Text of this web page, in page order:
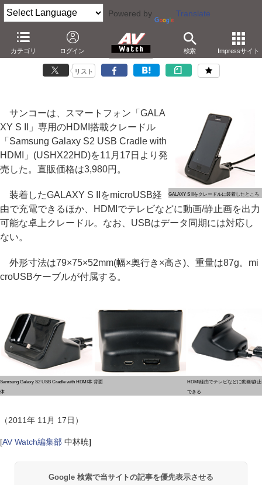
Powered by Translate
カテゴリ ログイン 検索 Impressサイト
サンコー、GALAXY S II専用のHDMI搭載クレードル
－動画/静止画出力、充電可能。3,980円
リスト
GALAXY S IIをクレードルに装着したところ
サンコーは、スマートフォン「GALA
XY S II」専用のHDMI搭載クレードル
「Samsung Galaxy S2 USB Cradle with
HDMI」(USHX22HD)を11月17日より発
売した。直販価格は3,980円。
装着したGALAXY S IIをmicroUSB経
由で充電できるほか、HDMIでテレビなどに動画/静止画を出力
可能な卓上クレードル。なお、USBはデータ同期には対応し
ない。
外形寸法は79×75×52mm(幅×奥行き×高さ)、重量は87g。mi
croUSBケーブルが付属する。
Samsung Galaxy S2 USB Cradle with HDMI本
体
背面
HDMI経由でテレビなどに動画/静
できる
（2011年 11月 17日）
[AV Watch編集部 中林暁]
Google 検索で当サイトの記事を優先表示させる